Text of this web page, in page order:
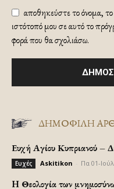
αποθηκεύστε το όνομα, το
ιστότοπό μου σε αυτό το
φορά που θα σχολιάσω.
ΔΗΜΟΦΙΛΗ
Ευχή Αγίου Κυπριανού –
Ευχές Askitikon Πα 01-
H Θεολογία των